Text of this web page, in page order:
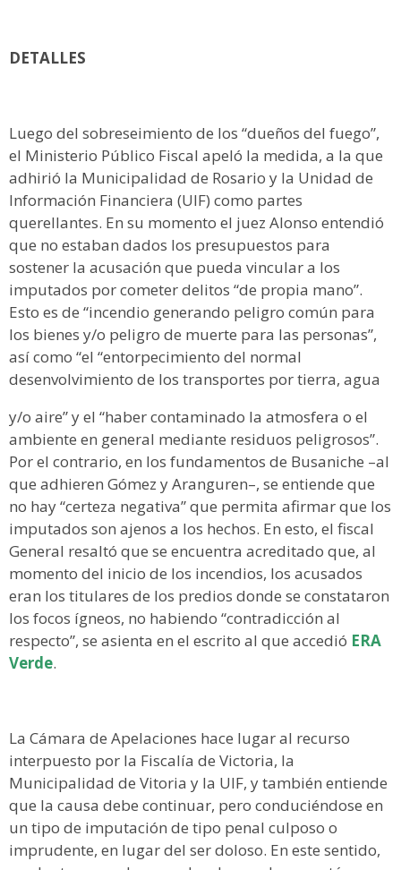
DETALLES
Luego del sobreseimiento de los “dueños del fuego”,
el Ministerio Público Fiscal apeló la medida, a la que
adhirió la Municipalidad de Rosario y la Unidad de
Información Financiera (UIF) como partes
querellantes. En su momento el juez Alonso entendió
que no estaban dados los presupuestos para
sostener la acusación que pueda vincular a los
imputados por cometer delitos “de propia mano”.
Esto es de “incendio generando peligro común para
los bienes y/o peligro de muerte para las personas”,
así como “el “entorpecimiento del normal
desenvolvimiento de los transportes por tierra, agua
y/o aire” y el “haber contaminado la atmosfera o el
ambiente en general mediante residuos peligrosos”.
Por el contrario, en los fundamentos de Busaniche –al
que adhieren Gómez y Aranguren–, se entiende que
no hay “certeza negativa” que permita afirmar que los
imputados son ajenos a los hechos. En esto, el fiscal
General resaltó que se encuentra acreditado que, al
momento del inicio de los incendios, los acusados
eran los titulares de los predios donde se constataron
los focos ígneos, no habiendo “contradicción al
respecto”, se asienta en el escrito al que accedió ERA
Verde.
La Cámara de Apelaciones hace lugar al recurso
interpuesto por la Fiscalía de Victoria, la
Municipalidad de Vitoria y la UIF, y también entiende
que la causa debe continuar, pero conduciéndose en
un tipo de imputación de tipo penal culposo o
imprudente, en lugar del ser doloso. En este sentido,